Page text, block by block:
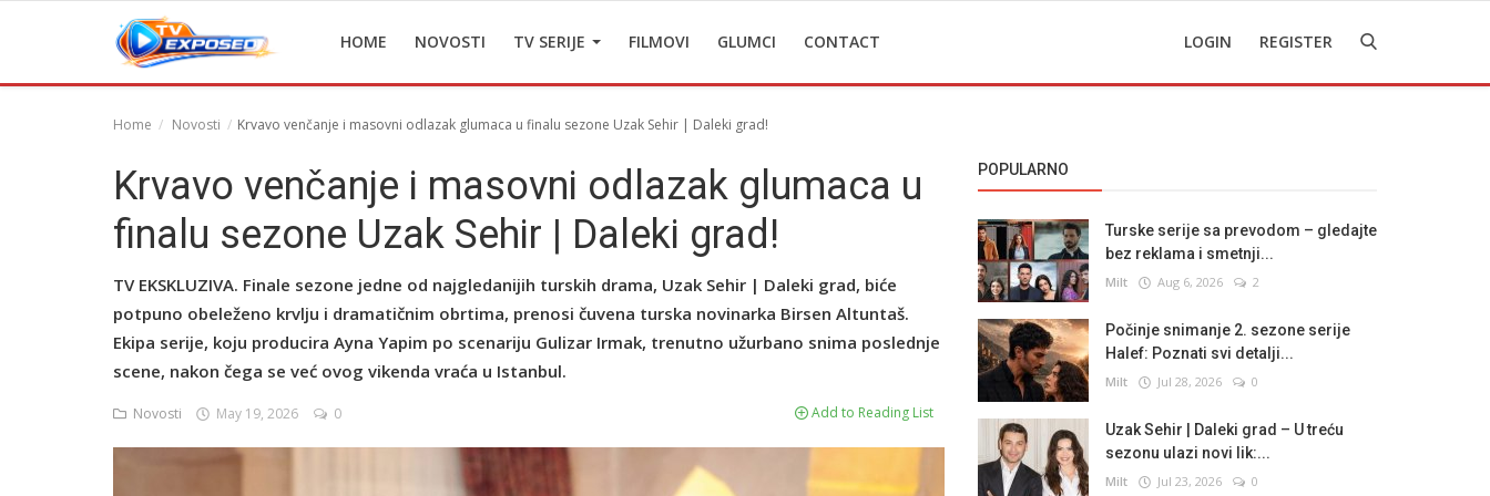
HOME NOVOSTI TV SERIJE FILMOVI GLUMCI CONTACT LOGIN REGISTER
Home Novosti Krvavo venčanje i masovni odlazak glumaca u finalu sezone Uzak Sehir | Daleki grad!
Krvavo venčanje i masovni odlazak glumaca u
finalu sezone Uzak Sehir | Daleki grad!
TV EKSKLUZIVA. Finale sezone jedne od najgledanijih turskih drama, Uzak Sehir | Daleki grad, biće
potpuno obeleženo krvlju i dramatičnim obrtima, prenosi čuvena turska novinarka Birsen Altuntaš.
Ekipa serije, koju producira Ayna Yapim po scenariju Gulizar Irmak, trenutno užurbano snima poslednje
scene, nakon čega se već ovog vikenda vraća u Istanbul.
Novosti May 19, 2026 0 Add to Reading List
POPULARNO
Turske serije sa prevodom – gledajte
bez reklama i smetnji...
Milt Aug 6, 2026 2
Počinje snimanje 2. sezone serije
Halef: Poznati svi detalji...
Milt Jul 28, 2026 0
Uzak Sehir | Daleki grad – U treću
sezonu ulazi novi lik:...
Milt Jul 23, 2026 0